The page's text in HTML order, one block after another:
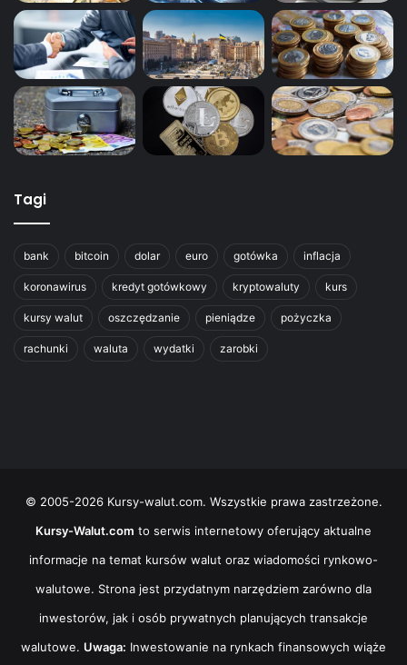
Tagi
bank bitcoin dolar euro gotówka inflacja
koronawirus kredyt gotówkowy kryptowaluty kurs
kursy walut oszczędzanie pieniądze pożyczka
rachunki waluta wydatki zarobki
© 2005-2026 Kursy-walut.com. Wszystkie prawa zastrzeżone.
Kursy-Walut.com to serwis internetowy oferujący aktualne
informacje na temat kursów walut oraz wiadomości rynkowo-
walutowe. Strona jest przydatnym narzędziem zarówno dla
inwestorów, jak i osób prywatnych planujących transakcje
walutowe. Uwaga: Inwestowanie na rynkach finansowych wiąże